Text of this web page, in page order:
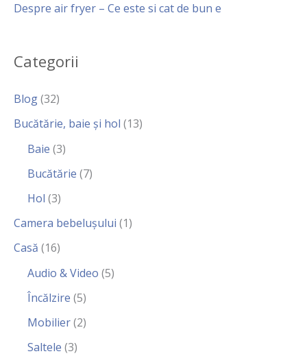
Despre air fryer – Ce este si cat de bun e
Categorii
Blog(32)
Bucătărie, baie și hol (13)
Baie (3)
Bucătărie (7)
Hol (3)
Camera bebelușului (1)
Casă (16)
Audio & Video (5)
Încălzire (5)
Mobilier(2)
Saltele (3)